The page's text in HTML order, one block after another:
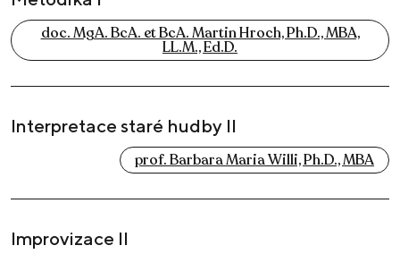
doc. MgA. BcA. et BcA. Martin Hroch, Ph.D., MBA,
LL.M., Ed.D.
Interpretace staré hudby II
prof. Barbara Maria Willi, Ph.D., MBA
Improvizace II